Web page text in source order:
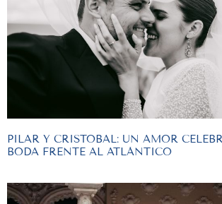
PILAR Y CRISTOBAL: UN AMOR
BODA FRENTE AL ATLÁNTICO